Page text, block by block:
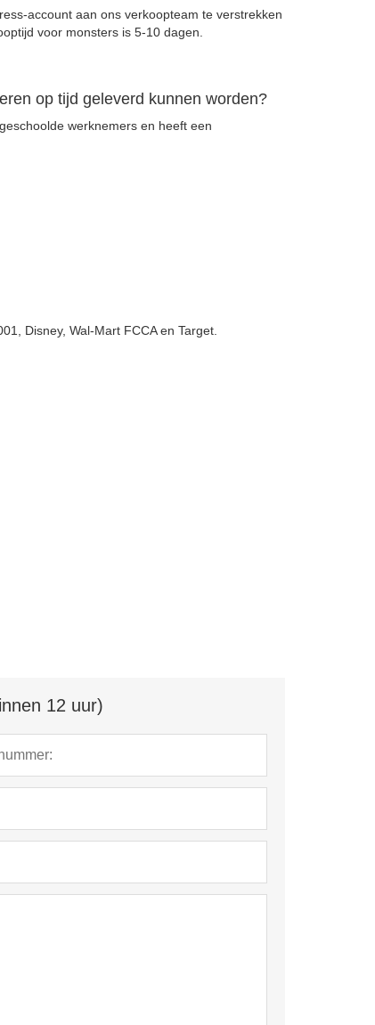
account aan ons verkoopteam te verstrekken
voor monsters is 5-10 dagen.
op tijd geleverd kunnen worden?
werknemers en heeft een
Disney, Wal-Mart FCCA en Target.
12 uur)